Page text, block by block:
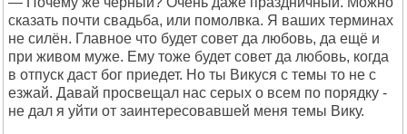
сказать почти свадьба, или помолвка. Я ваших терминах
не силён. Главное что будет совет да любовь, да ещё и
при живом муже. Ему тоже будет совет да любовь, когда
в отпуск даст бог приедет. Но ты Викуся с темы то не с
езжай. Давай просвещал нас серых о всем по порядку -
не дал я уйти от заинтересовавшей меня темы Вику.